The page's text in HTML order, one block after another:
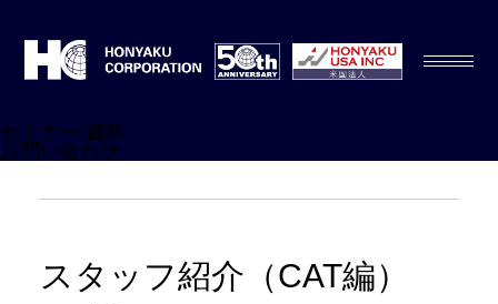
セミナー/資料
お問い合わせ
スタッフ紹介（CAT編）